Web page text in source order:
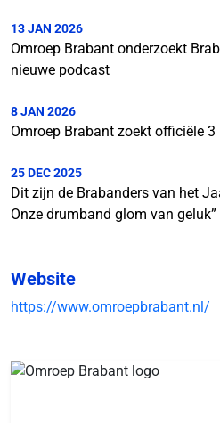
13 JAN 2026
Omroep Brabant onderzoekt
nieuwe podcast
8 JAN 2026
Omroep Brabant zoekt officiële
25 DEC 2025
Dit zijn de Brabanders van het
Onze drumband glom van geluk”
Website
https://www.omroepbrabant.nl/